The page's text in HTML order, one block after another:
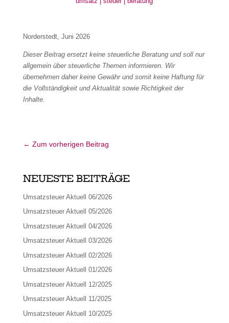
Norderstedt, Juni 2026
Dieser Beitrag ersetzt keine steuerliche Beratung und soll nur
allgemein über steuerliche Themen informieren. Wir
übernehmen daher keine Gewähr und somit keine Haftung für
die Vollständigkeit und Aktualität sowie Richtigkeit der
Inhalte.
← Zum vorherigen Beitrag
NEUESTE BEITRÄGE
Umsatzsteuer Aktuell 06/2026
Umsatzsteuer Aktuell 05/2026
Umsatzsteuer Aktuell 04/2026
Umsatzsteuer Aktuell 03/2026
Umsatzsteuer Aktuell 02/2026
Umsatzsteuer Aktuell 01/2026
Umsatzsteuer Aktuell 12/2025
Umsatzsteuer Aktuell 11/2025
Umsatzsteuer Aktuell 10/2025